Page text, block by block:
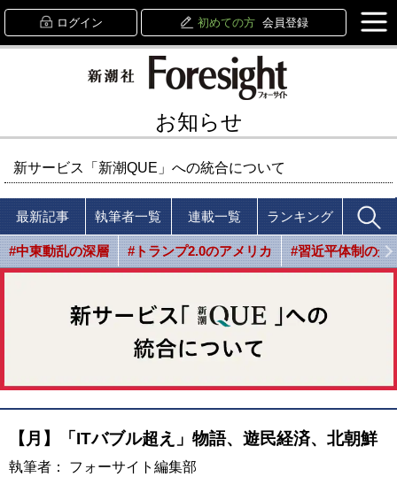
ログイン 初めての方 会員登録
お知らせ
新サービス「新潮QUE」への統合について
最新記事 執筆者一覧 連載一覧 ランキング
#中東動乱の深層 #トランプ2.0のアメリカ #習近平体制の光
【月】「ITバブル超え」物語、遊民経済、北朝鮮
執筆者： フォーサイト編集部